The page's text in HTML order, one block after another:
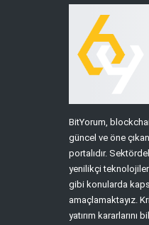
BitYorum,
güncel ve öne
portalıdır.
yenilikçi
gibi konularda
amaçlamaktayız.
yatırım